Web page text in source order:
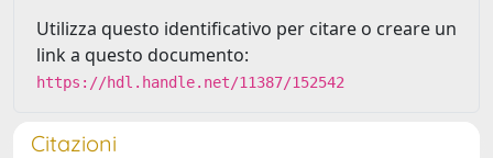
Utilizza questo identificativo per citare o creare un
link a questo documento:
https://hdl.handle.net/11387/152542
Citazioni